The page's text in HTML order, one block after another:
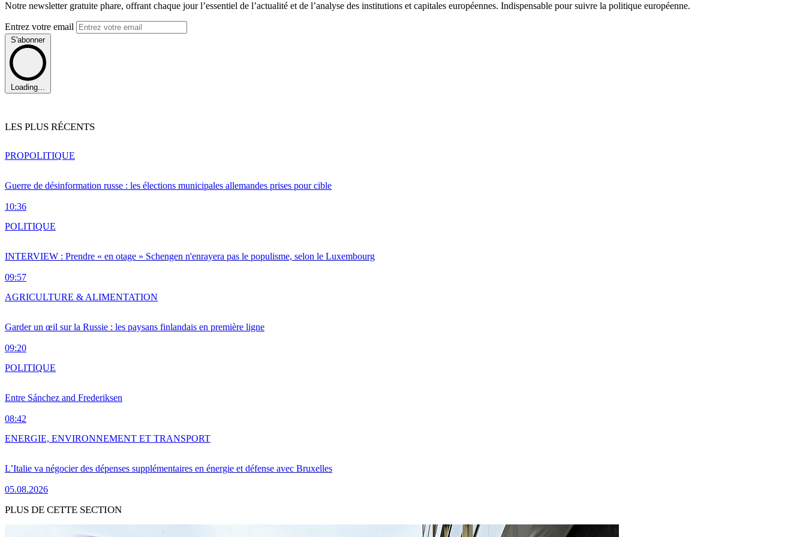
Notre newsletter gratuite phare, offrant chaque jour l’essentiel de l’actualité et de l’analyse des institutions et capitales européennes. Indispensable pour suivre la politique européenne.
Entrez votre email
S'abonner
Loading...
LES PLUS RÉCENTS
Guerre de désinformation russe : les élections municipales allemandes prises pour cible
10:36
PROPOLITIQUE
INTERVIEW : Prendre « en otage » Schengen n'enrayera pas le populisme, selon le Luxembourg
09:57
POLITIQUE
Garder un œil sur la Russie : les paysans finlandais en première ligne
09:20
AGRICULTURE & ALIMENTATION
Entre Sánchez and Frederiksen
08:42
POLITIQUE
L’Italie va négocier des dépenses supplémentaires en énergie et défense avec Bruxelles
05.08.2026
ENERGIE, ENVIRONNEMENT ET TRANSPORT
PLUS DE CETTE SECTION